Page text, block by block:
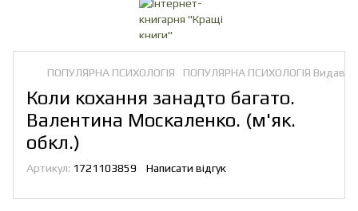
ПОПУЛЯРНА ПСИХОЛОГІЯ ПОПУЛЯРНА ПСИХОЛОГІЯ
Коли кохання занадто багато.
Валентина Москаленко. (м'як.
обкл.)
Артикул: 1721103859 Написати відгук